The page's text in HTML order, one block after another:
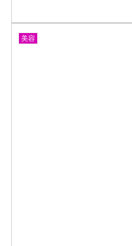
た。缶詰ダイエットに詳
てくれました。りんごちゃ
けて、何キロ痩せるのか挑
美容